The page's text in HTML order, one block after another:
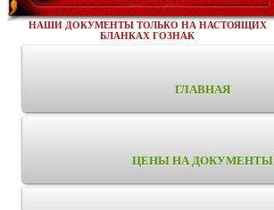
НАШИ ДОКУМЕНТЫ ТОЛЬКО НА НАСТОЯЩИХ
БЛАНКАХ ГОЗНАК
ГЛАВНАЯ
ЦЕНЫ НА ДОКУМЕНТЫ